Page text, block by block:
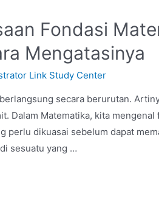
Fondasi
Mengatasinya
Link Study Center
secara berurutan.
Dalam Matematika, kita
perlu dikuasai sebelum dapat
sesuatu yang …